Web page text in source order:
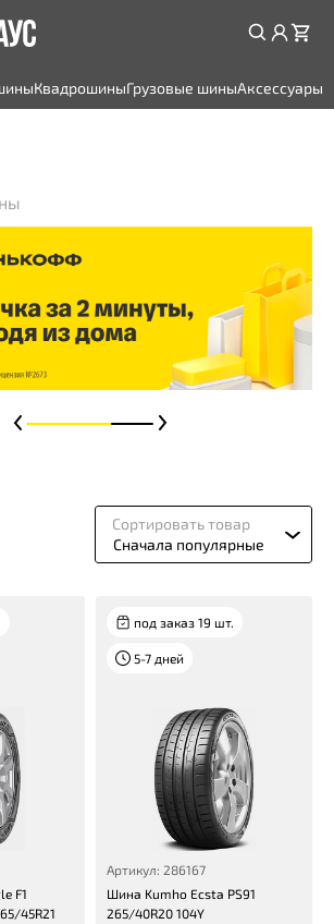
КвадрошиныГрузовые шиныАксессуары
Сортировать товар
Сначала популярные
F1
45R21
под заказ 19 шт.
5-7 дней
Артикул: 286167
Шина Kumho Ecsta PS91
265/40R20 104Y